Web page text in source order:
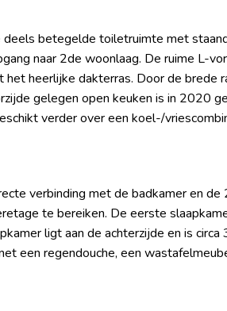
deels betegelde toiletruimte met
naar 2de woonlaag. De ruime L-
heerlijke dakterras. Door de brede
gelegen open keuken is in 2020
verder over een koel-/
verbinding met de badkamer en de
te bereiken. De eerste
ligt aan de achterzijde en is
een regendouche, een